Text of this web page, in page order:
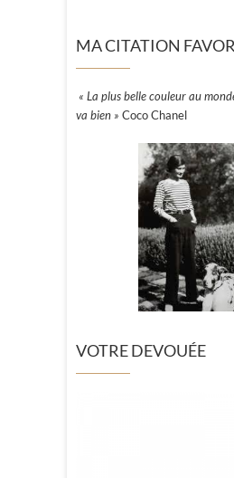
MA CITATION
« La plus belle couleur au
va bien » Coco Chanel
VOTRE DEVOUÉE